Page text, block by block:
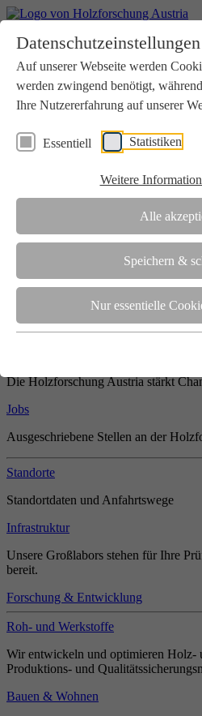
Datenschutzeinstellungen
Auf unserer Webseite werden
werden zwingend benötigt,
Ihre Nutzererfahrung auf unserer
Essentiell Statistiken
Weitere
Alle
Speichern &
Nur essentielle
Aktuelles
Downloads
Kontakt
Login
Verein
Wir unterstützen die Interessen der
Zusammenarbeit mit Wissenschaft
Die Holzforschung Austria ist
Team
Unsere gesamte Kompetenz ist in
gebündelt
Die Holzforschung Austria stärkt
Jobs
Ausgeschriebene Stellen an der
Standorte
Standortdaten und Anfahrtswege
Infrastruktur
Unsere Großlabors stehen für Ihre
bereit.
Forschung & Entwicklung
Roh- und Werkstoffe
Wir entwickeln und optimieren Holz-
Produktions- und
Bauen & Wohnen